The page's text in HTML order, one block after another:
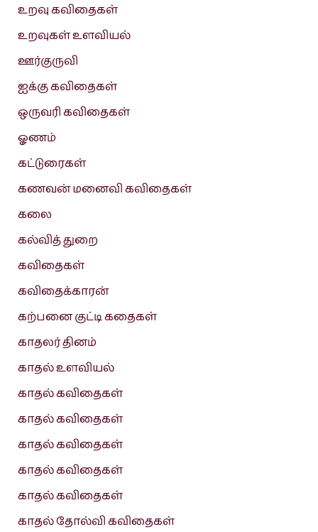
உறவு கவிதைகள்
உறவுகள் உளவியல்
ஊர்குருவி
ஐக்கு கவிதைகள்
ஒருவரி கவிதைகள்
ஓணம்
கட்டுரைகள்
கணவன் மனைவி கவிதைகள்
கலை
கல்வித் துறை
கவிதைகள்
கவிதைக்காரன்
கற்பனை குட்டி கதைகள்
காதலர் தினம்
காதல் உளவியல்
காதல் கவிதைகள்
காதல் கவிதைகள்
காதல் கவிதைகள்
காதல் கவிதைகள்
காதல் கவிதைகள்
காதல் தோல்வி கவிதைகள்